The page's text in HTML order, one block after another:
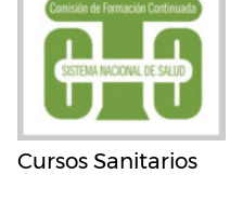
Cursos Sanitarios